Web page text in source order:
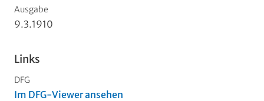
Ausgabe
9.3.1910
Links
DFG
Im DFG-Viewer ansehen